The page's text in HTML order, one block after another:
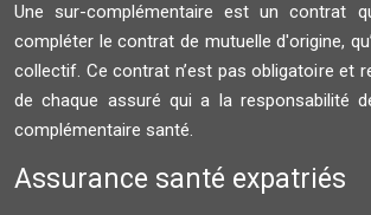
Une sur-complémentaire est un contrat
compléter le contrat de mutuelle d'origine,
collectif. Ce contrat n’est pas obligatoire et
de chaque assuré qui a la responsabilité
complémentaire santé.
Assurance santé expatriés